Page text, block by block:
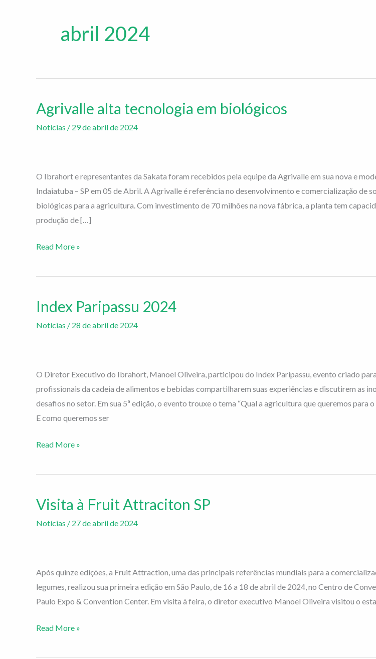
abril 2024
Agrivalle alta tecnologia em biológicos
Notícias / 29 de abril de 2024
O Ibrahort e representantes da Sakata foram recebidos pela equipe da Agrivalle em sua nova e
Indaiatuba – SP em 05 de Abril. A Agrivalle é referência no desenvolvimento e comercialização de
biológicas para a agricultura. Com investimento de 70 milhões na nova fábrica, a planta tem
produção de […]
Agrivalle
alta
Read More »
Index Paripassu 2024
Notícias / 28 de abril de 2024
O Diretor Executivo do Ibrahort, Manoel Oliveira, participou do Index Paripassu, evento criado
profissionais da cadeia de alimentos e bebidas compartilharem suas experiências e discutirem as
desafios no setor. Em sua 5ª edição, o evento trouxe o tema “Qual a agricultura que queremos para
E como queremos ser
Index
Read More »
Visita à Fruit Attraciton SP
Notícias / 27 de abril de 2024
Após quinze edições, a Fruit Attraction, uma das principais referências mundiais para a
legumes, realizou sua primeira edição em São Paulo, de 16 a 18 de abril de 2024, no Centro de
Paulo Expo & Convention Center. Em visita à feira, o diretor executivo Manoel Oliveira visitou o
Visita
Read More »